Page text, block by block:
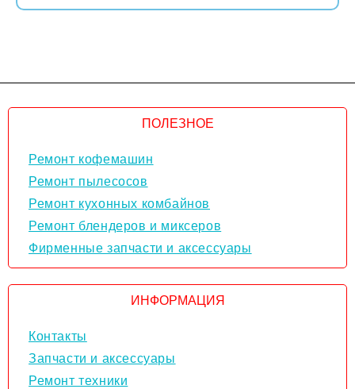
ПОЛЕЗНОЕ
Ремонт кофемашин
Ремонт пылесосов
Ремонт кухонных комбайнов
Ремонт блендеров и миксеров
Фирменные запчасти и аксессуары
ИНФОРМАЦИЯ
Контакты
Запчасти и аксессуары
Ремонт техники